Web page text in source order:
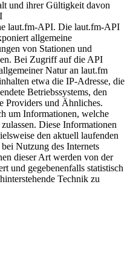
und ihrer Gültigkeit davon
laut.fm-API. Die laut.fm-API
allgemeine
von Stationen und
Bei Zugriff auf die API
Natur an laut.fm
etwa die IP-Adresse, die
Betriebssystems, den
Providers und Ähnliches.
um Informationen, welche
Diese Informationen
den aktuell laufenden
Nutzung des Internets
dieser Art werden von der
und gegebenenfalls statistisch
Technik zu